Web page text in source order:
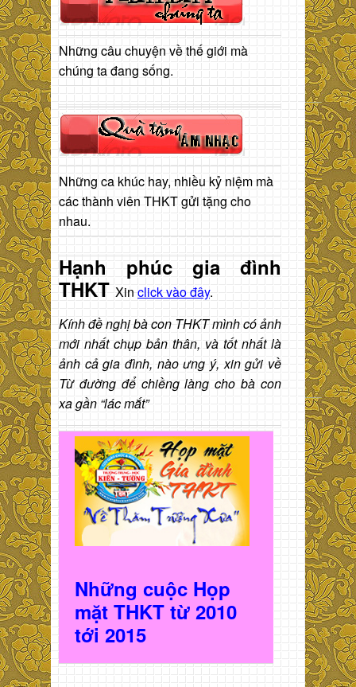
Những câu chuyện về thế giới mà
chúng ta đang sống.
Những ca khúc hay, nhiều kỷ niệm mà
các thành viên THKT gửi tặng cho
nhau.
Hạnh phúc gia đình
THKT Xin click vào đây.
Kính đề nghị bà con THKT mình có ảnh
mới nhất chụp bản thân, và tốt nhất là
ảnh cả gia đình, nào ưng ý, xin gửi về
Từ đường để chiềng làng cho bà con
xa gần “lác mắt”
Những cuộc Họp
mặt THKT từ 2010
tới 2015